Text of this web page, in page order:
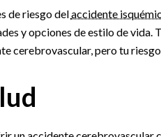
de riesgo delaccidente
y opciones de estilo de vida.
cerebrovascular, pero tu